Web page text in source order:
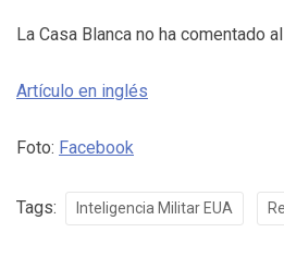
La Casa Blanca no ha comentado
Artículo en inglés
Foto: Facebook
Tags: Inteligencia Militar EUA